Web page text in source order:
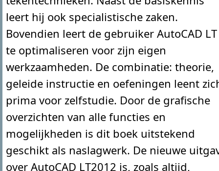
leert hij ook specialistische zaken.
Bovendien leert de gebruiker AutoCAD LT
te optimaliseren voor zijn eigen
werkzaamheden. De combinatie: theorie,
geleide instructie en oefeningen leent
prima voor zelfstudie. Door de grafische
overzichten van alle functies en
mogelijkheden is dit boek uitstekend
geschikt als naslagwerk. De nieuwe
over AutoCAD LT2012 is, zoals altijd,